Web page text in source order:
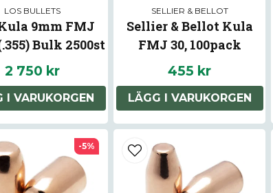
LOS BULLETS
9mm FMJ
Bulk 2500st
2 750 kr
I VARUKORGEN
SELLIER & BELLOT
Sellier & Bellot Kula
FMJ 30, 100pack
455 kr
LÄGG I VARUKORGEN
-5%